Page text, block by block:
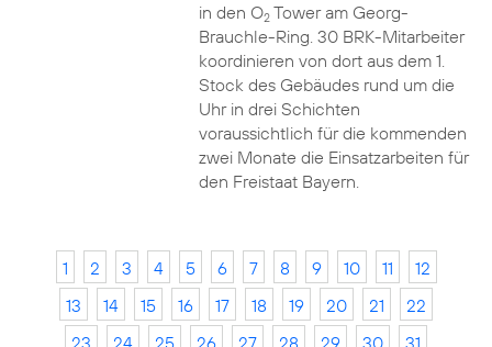
in den O2Tower am Georg-
Brauchle-Ring. 30 BRK-Mitarbeiter
koordinieren von dort aus dem 1.
Stock des Gebäudes rund um die
Uhr in drei Schichten
voraussichtlich für die kommenden
zwei Monate die Einsatzarbeiten für
den Freistaat Bayern.
1 2 3 4 5 6 7 8 9 10 11
12
13
14 15 16 17 18 19 20 21
22
23
24 25 26 27 28 29 30
31